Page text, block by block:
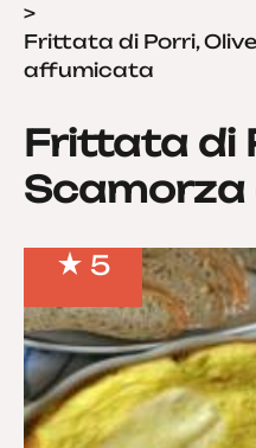
>
Frittata di Porri,
affumicata
Frittata di
5